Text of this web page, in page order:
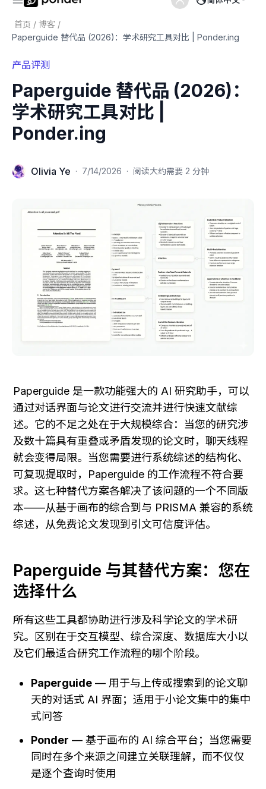
首页 / 博客 /
Paperguide 替代品 (2026)：学术研究工具对比 | Ponder.ing
产品评测
Paperguide 替代品 (2026)：
学术研究工具对比 |
Ponder.ing
Olivia Ye · 7/14/2026 · 阅读大约需要 2 分钟
Paperguide 是一款功能强大的 AI 研究助手，可以
通过对话界面与论文进行交流并进行快速文献综
述。它的不足之处在于大规模综合：当您的研究涉
及数十篇具有重叠或矛盾发现的论文时，聊天线程
就会变得局限。当您需要进行系统综述的结构化、
可复现提取时，Paperguide 的工作流程不符合要
求。这七种替代方案各解决了该问题的一个不同版
本——从基于画布的综合到与 PRISMA 兼容的系统
综述，从免费论文发现到引文可信度评估。
Paperguide 与其替代方案：您在
选择什么
所有这些工具都协助进行涉及科学论文的学术研
究。区别在于交互模型、综合深度、数据库大小以
及它们最适合研究工作流程的哪个阶段。
Paperguide — 用于与上传或搜索到的论文聊
天的对话式 AI 界面；适用于小论文集中的集中
式问答
Ponder — 基于画布的 AI 综合平台；当您需要
同时在多个来源之间建立关联理解，而不仅仅
是逐个查询时使用